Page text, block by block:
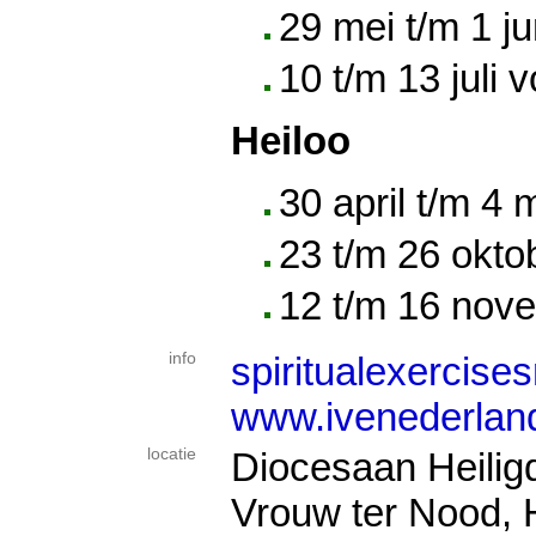
29 mei t/m 1
10 t/m 13 juli
Heiloo
30 april t/m 4
23 t/m 26
12 t/m 16
info
locatie
Diocesaan
Vrouw ter Nood,